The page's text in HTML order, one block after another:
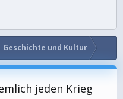
Geschichte und Kultur
jeden Krieg